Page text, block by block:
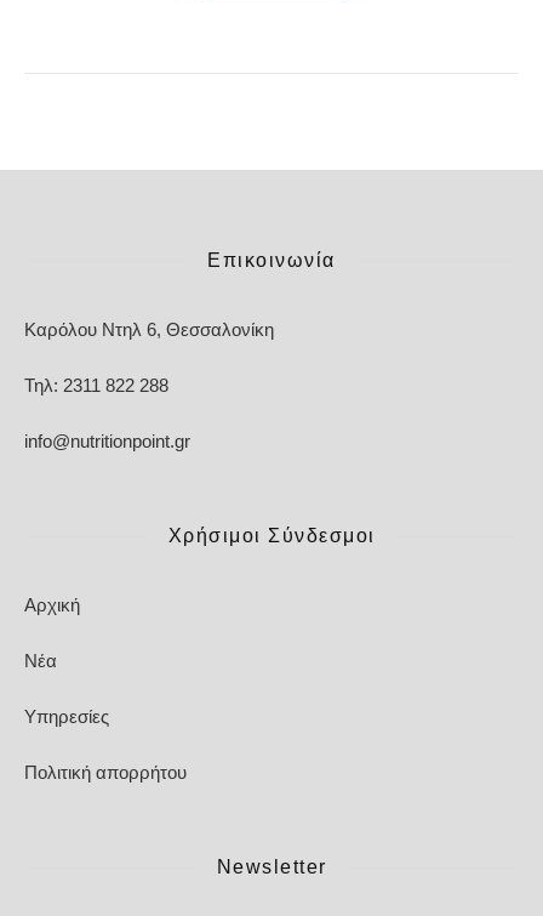
Επικοινωνία
Καρόλου Ντηλ 6, Θεσσαλονίκη
Τηλ: 2311 822 288
info@nutritionpoint.gr
Χρήσιμοι Σύνδεσμοι
Αρχική
Νέα
Υπηρεσίες
Πολιτική απορρήτου
Newsletter